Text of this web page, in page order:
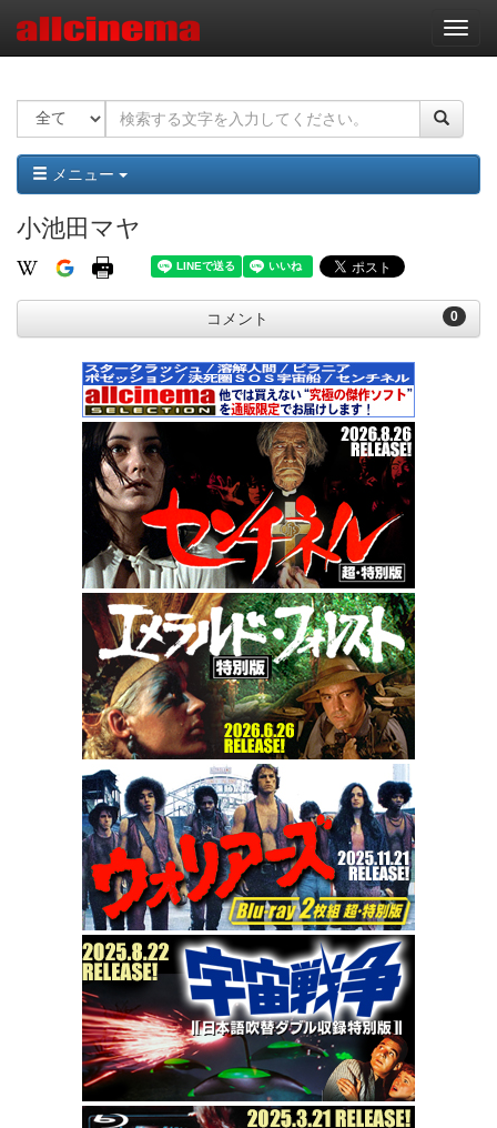
ナ
ビ
ー
ョ
ン
メニュー
小池田マヤ
0
コメント